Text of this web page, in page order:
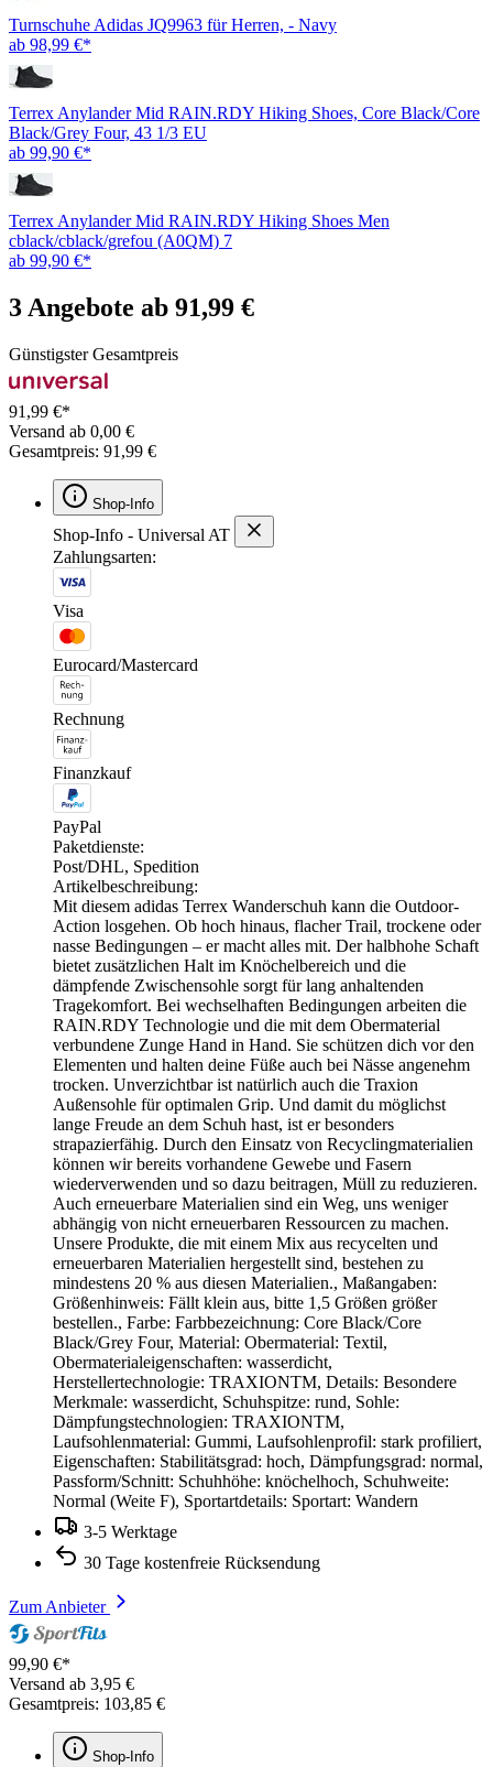
Turnschuhe Adidas JQ9963 für Herren, - Navy
ab 98,99 €*
Terrex Anylander Mid RAIN.RDY Hiking Shoes, Core Black/Core
Black/Grey Four, 43 1/3 EU
ab 99,90 €*
Terrex Anylander Mid RAIN.RDY Hiking Shoes Men
cblack/cblack/grefou (A0QM) 7
ab 99,90 €*
3 Angebote ab 91,99 €
Günstigster Gesamtpreis
91,99 €*
Versand ab 0,00 €
Gesamtpreis: 91,99 €
Shop-Info
Shop-Info - Universal AT
Zahlungsarten:
Visa
Eurocard/Mastercard
Rechnung
Finanzkauf
PayPal
Paketdienste:
Post/DHL, Spedition
Artikelbeschreibung:
Mit diesem adidas Terrex Wanderschuh kann die Outdoor-
Action losgehen. Ob hoch hinaus, flacher Trail, trockene oder
nasse Bedingungen – er macht alles mit. Der halbhohe Schaft
bietet zusätzlichen Halt im Knöchelbereich und die
dämpfende Zwischensohle sorgt für lang anhaltenden
Tragekomfort. Bei wechselhaften Bedingungen arbeiten die
RAIN.RDY Technologie und die mit dem Obermaterial
verbundene Zunge Hand in Hand. Sie schützen dich vor den
Elementen und halten deine Füße auch bei Nässe angenehm
trocken. Unverzichtbar ist natürlich auch die Traxion
Außensohle für optimalen Grip. Und damit du möglichst
lange Freude an dem Schuh hast, ist er besonders
strapazierfähig. Durch den Einsatz von Recyclingmaterialien
können wir bereits vorhandene Gewebe und Fasern
wiederverwenden und so dazu beitragen, Müll zu reduzieren.
Auch erneuerbare Materialien sind ein Weg, uns weniger
abhängig von nicht erneuerbaren Ressourcen zu machen.
Unsere Produkte, die mit einem Mix aus recycelten und
erneuerbaren Materialien hergestellt sind, bestehen zu
mindestens 20 % aus diesen Materialien., Maßangaben:
Größenhinweis: Fällt klein aus, bitte 1,5 Größen größer
bestellen., Farbe: Farbbezeichnung: Core Black/Core
Black/Grey Four, Material: Obermaterial: Textil,
Obermaterialeigenschaften: wasserdicht,
Herstellertechnologie: TRAXIONTM, Details: Besondere
Merkmale: wasserdicht, Schuhspitze: rund, Sohle:
Dämpfungstechnologien: TRAXIONTM,
Laufsohlenmaterial: Gummi, Laufsohlenprofil: stark profiliert,
Eigenschaften: Stabilitätsgrad: hoch, Dämpfungsgrad: normal,
Passform/Schnitt: Schuhhöhe: knöchelhoch, Schuhweite:
Normal (Weite F), Sportartdetails: Sportart: Wandern
3-5 Werktage
30 Tage kostenfreie Rücksendung
Zum Anbieter
99,90 €*
Versand ab 3,95 €
Gesamtpreis: 103,85 €
Shop-Info